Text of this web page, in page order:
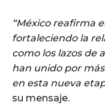
“México reafirma
fortaleciendo la
como los lazos de
han unido por
en esta nueva
su mensaje.